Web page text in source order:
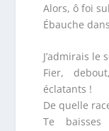
Alors, ô foi
Ébauche
J’admirais le
Fier,
éclatants !
De quelle
Te